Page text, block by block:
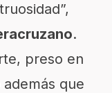
.
preso en
que